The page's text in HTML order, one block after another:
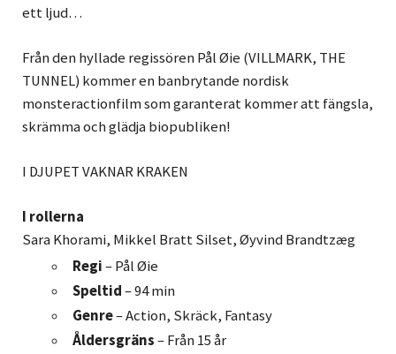
ett ljud…
Från den hyllade regissören Pål Øie (VILLMARK, THE
TUNNEL) kommer en banbrytande nordisk
monsteractionfilm som garanterat kommer att fängsla,
skrämma och glädja biopubliken!
I DJUPET VAKNAR KRAKEN
I rollerna
Sara Khorami, Mikkel Bratt Silset, Øyvind Brandtzæg
Regi– Pål Øie
Speltid– 94 min
Genre– Action, Skräck, Fantasy
Åldersgräns– Från 15 år